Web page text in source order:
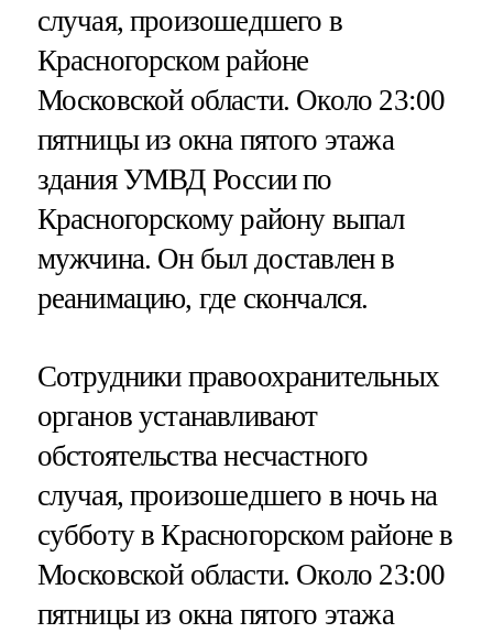
случая, произошедшего в
Красногорском районе
Московской области. Около 23:00
пятницы из окна пятого этажа
здания УМВД России по
Красногорскому району выпал
мужчина. Он был доставлен в
реанимацию, где скончался.
Сотрудники правоохранительных
органов устанавливают
обстоятельства несчастного
случая, произошедшего в ночь на
субботу в Красногорском районе в
Московской области. Около 23:00
пятницы из окна пятого этажа